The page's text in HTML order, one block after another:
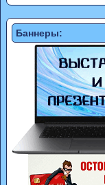
Баннеры: